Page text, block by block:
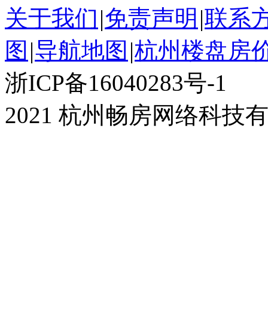
关于我们 |免责声明 |联系
图 |导航地图 |杭州楼盘房
浙ICP备16040283号-1
2021 杭州畅房网络科技